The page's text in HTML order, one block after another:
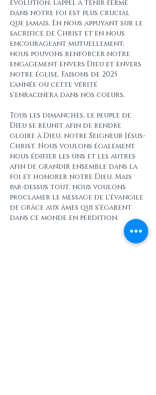
évolution, l’appel à tenir ferme
dans notre foi est plus crucial
que jamais. En nous appuyant sur le
sacrifice de Christ et en nous
encourageant mutuellement,
nous pouvons renforcer notre
engagement envers Dieu et envers
notre église. Faisons de 2025
l'année où cette vérité
s'enracinera dans nos coeurs.
Tous les dimanches, le peuple de
Dieu se réunit afin de rendre
gloire à Dieu, notre Seigneur Jésus-
Christ. Nous voulons également
nous édifier les uns et les autres
afin de grandir ensemble dans la
foi et honorer notre Dieu. Mais
par-dessus tout, nous voulons
proclamer le message de l'évangile
de grâce aux âmes qui s'égarent
dans ce monde en perdition.